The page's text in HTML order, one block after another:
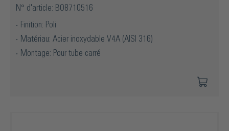
N° d'article: BO8710516
Finition: Poli
Matériau: Acier inoxydable V4A (AISI 316)
Montage: Pour tube carré